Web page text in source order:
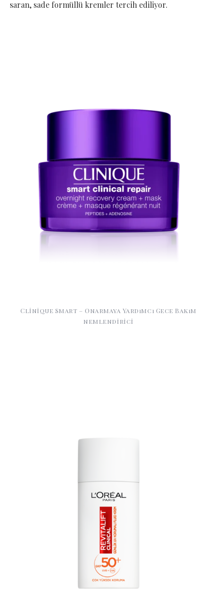
saran, sade formüllü kremler tercih ediliyor.
Clinique Smart – Onarmaya Yardımcı Gece Bakım
nemlendirici